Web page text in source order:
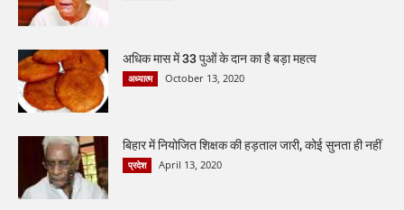
अधिक मास में 33 पुओं के दान का है बड़ा महत्व
अध्यात्म October 13, 2020
बिहार में नियोजित शिक्षक की हड़ताल जारी, कोई सुनता ही नहीं
प्रदेश April 13, 2020